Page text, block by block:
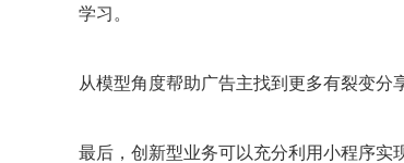
学习。
从模型角度帮助广告主找到更多有裂变
最后，创新型业务可以充分利用小程序实